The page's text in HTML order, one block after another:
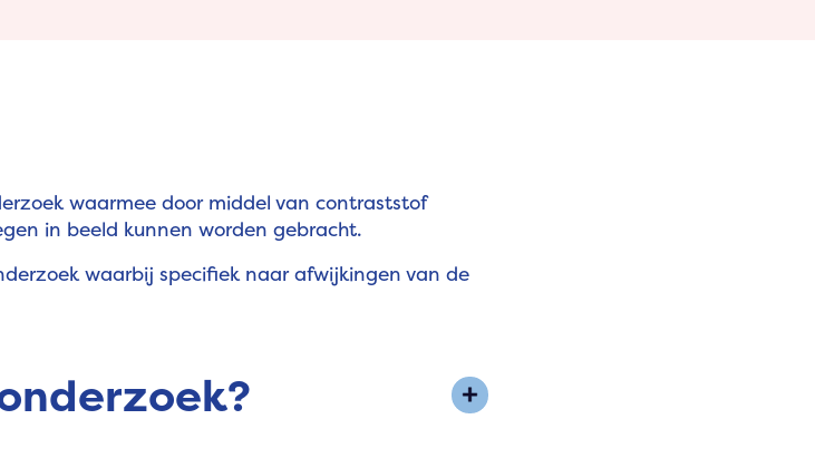
waarmee door middel van contraststof
in beeld kunnen worden gebracht.
waarbij specifiek naar afwijkingen van de